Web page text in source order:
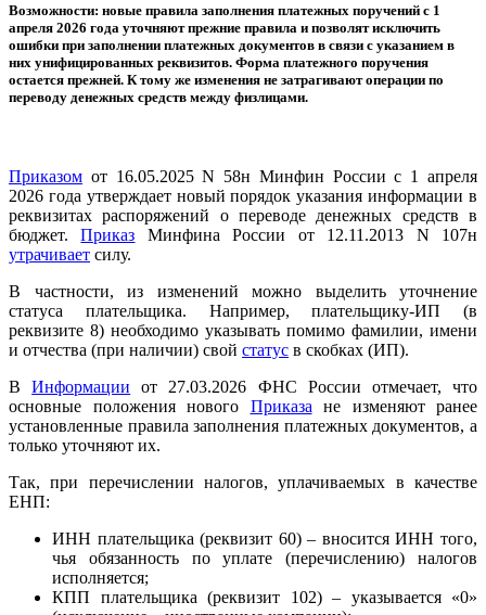
Возможности: новые правила заполнения платежных поручений с 1
апреля 2026 года уточняют прежние правила и позволят исключить
ошибки при заполнении платежных документов в связи с указанием в
них унифицированных реквизитов. Форма платежного поручения
остается прежней. К тому же изменения не затрагивают операции по
переводу денежных средств между физлицами.
Приказом от 16.05.2025 N 58н Минфин России с 1 апреля
2026 года утверждает новый порядок указания информации в
реквизитах распоряжений о переводе денежных средств в
бюджет.Приказ Минфина России от 12.11.2013 N 107н
утрачивает силу.
В частности, из изменений можно выделить уточнение
статуса плательщика. Например, плательщику-ИП (в
реквизите 8) необходимо указывать помимо фамилии, имени
и отчества (при наличии) свой статус в скобках (ИП).
ВИнформации от 27.03.2026 ФНС России отмечает, что
основные положения нового Приказа не изменяют ранее
установленные правила заполнения платежных документов, а
только уточняют их.
Так, при перечислении налогов, уплачиваемых в качестве
ЕНП:
ИНН плательщика (реквизит 60) – вносится ИНН того,
чья обязанность по уплате (перечислению) налогов
исполняется;
КПП плательщика (реквизит 102) – указывается «0»